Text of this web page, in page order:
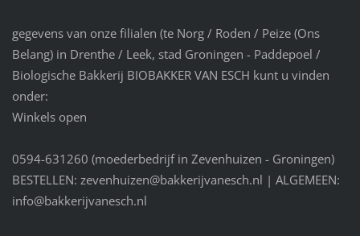
gegevens van onze filialen (te Norg / Roden / Peize (Ons
Belang) in Drenthe / Leek, stad Groningen - Paddepoel /
Biologische Bakkerij BIOBAKKER VAN ESCH kunt u vinden
onder:
Winkels open
0594-631260 (moederbedrijf in Zevenhuizen - Groningen)
BESTELLEN: zevenhuizen@bakkerijvanesch.nl | ALGEMEEN:
info@bakkerijvanesch.nl